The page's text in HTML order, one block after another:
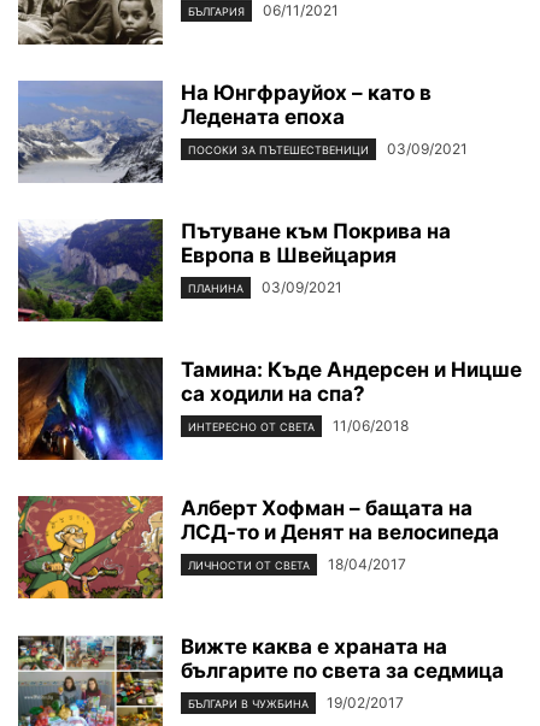
БЪЛГАРИЯ 06/11/2021
На Юнгфрауйох – като в
Ледената епоха
ПОСОКИ ЗА ПЪТЕШЕСТВЕНИЦИ 03/09/2021
Пътуване към Покрива на
Европа в Швейцария
ПЛАНИНА 03/09/2021
Тамина: Къде Андерсен и Ницше
са ходили на спа?
ИНТЕРЕСНО ОТ СВЕТА 11/06/2018
Алберт Хофман – бащата на
ЛСД-то и Денят на велосипеда
ЛИЧНОСТИ ОТ СВЕТА 18/04/2017
Вижте каква е храната на
българите по света за седмица
БЪЛГАРИ В ЧУЖБИНА 19/02/2017